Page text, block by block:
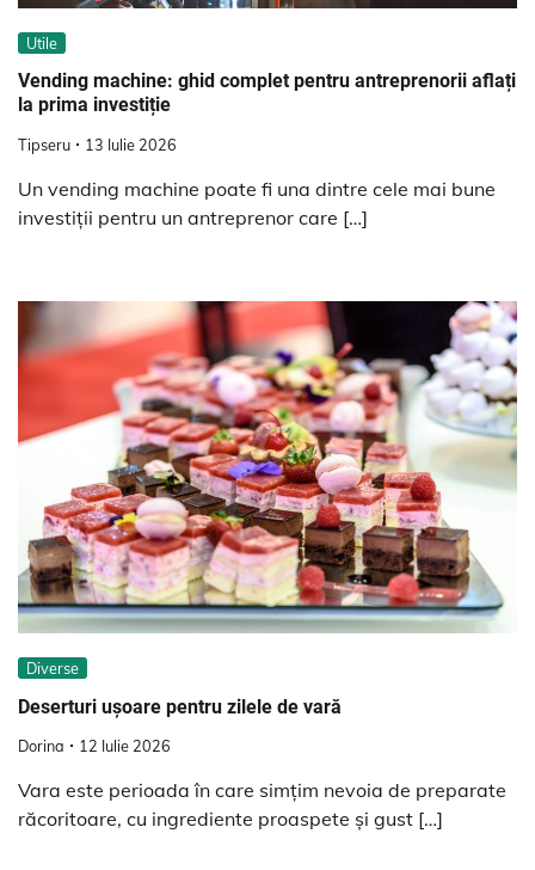
Utile
Vending machine: ghid complet pentru antreprenorii aflați
la prima investiție
Tipseru 13 Iulie 2026
Un vending machine poate fi una dintre cele mai bune
investiții pentru un antreprenor care […]
Diverse
Deserturi ușoare pentru zilele de vară
Dorina 12 Iulie 2026
Vara este perioada în care simțim nevoia de preparate
răcoritoare, cu ingrediente proaspete și gust […]